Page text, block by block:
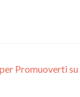
Promuoverti